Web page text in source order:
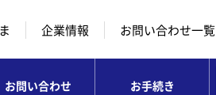
のリンクナビゲーションへ移動
企業情報 お問い合わせ一覧
お問い合わせ お手続き